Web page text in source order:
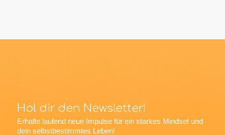
Hol dir den Newsletter!
Erhalte laufend neue Impulse für ein starkes Mindset und
dein selbstbestimmtes Leben!